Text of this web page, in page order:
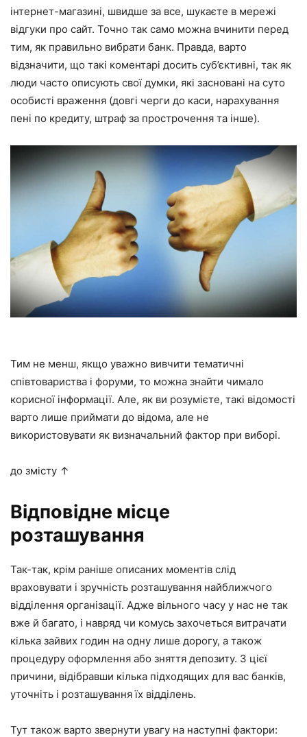
інтернет-магазині, швидше за все, шукаєте в мережі
відгуки про сайт. Точно так само можна вчинити перед
тим, як правильно вибрати банк. Правда, варто
відзначити, що такі коментарі досить суб’єктивні, так як
люди часто описують свої думки, які засновані на суто
особисті враження (довгі черги до каси, нарахування
пені по кредиту, штраф за прострочення та інше).
Тим не менш, якщо уважно вивчити тематичні
співтовариства і форуми, то можна знайти чимало
корисної інформації. Але, як ви розумієте, такі відомості
варто лише приймати до відома, але не
використовувати як визначальний фактор при виборі.
до змісту ↑
Відповідне місце
розташування
Так-так, крім раніше описаних моментів слід
враховувати і зручність розташування найближчого
відділення організації. Адже вільного часу у нас не так
вже й багато, і навряд чи комусь захочеться витрачати
кілька зайвих годин на одну лише дорогу, а також
процедуру оформлення або зняття депозиту. З цієї
причини, відібравши кілька підходящих для вас банків,
уточніть і розташування їх відділень.
Тут також варто звернути увагу на наступні фактори: